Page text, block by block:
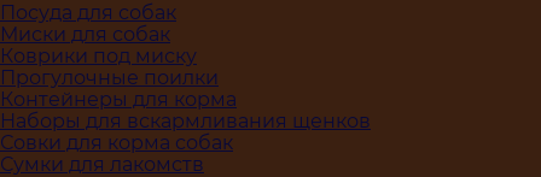
Посуда для собак
Миски для собак
Коврики под миску
Прогулочные поилки
Контейнеры для корма
Наборы для вскармливания щенков
Совки для корма собак
Сумки для лакомств